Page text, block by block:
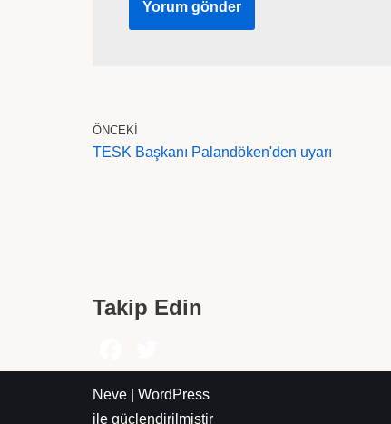
ÖNCEKI
TESK Başkanı Palandöken'den uyarı
Takip Edin
Neve
WordPress
ile güçlendirilmiştir